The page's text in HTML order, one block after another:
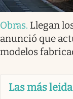
Obras. Llegan
anunció que
modelos
Las más